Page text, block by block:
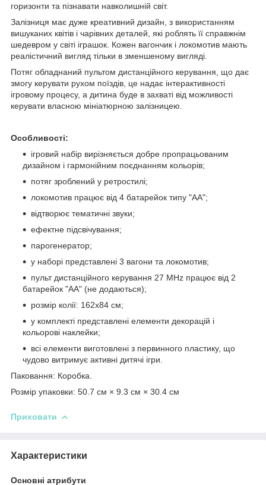
горизонти та пізнавати навколишній світ.
Залізниця має дуже креативний дизайн, з використанням
вишуканих квітів і чарівних деталей, які роблять її справжнім
шедевром у світі іграшок. Кожен вагончик і локомотив мають
реалістичний вигляд тільки в зменшеному вигляді.
Потяг обладнаний пультом дистанційного керування, що дає
змогу керувати рухом поїздів, це надає інтерактивності
ігровому процесу, а дитина буде в захваті від можливості
керувати власною мініатюрною залізницею.
Особливості:
ігровий набір вирізняється добре пропрацьованим
дизайном і гармонійним поєднанням кольорів;
потяг зроблений у ретростилі;
локомотив працює від 4 батарейок типу "АА";
відтворює тематичні звуки;
ефектне підсвічування;
парогенератор;
у наборі представлені 3 вагони та локомотив;
пульт дистанційного керування 27 MHz працює від 2
батарейок "АА" (не додаються);
розмір колії: 162х84 см;
у комплекті представлені елементи декорацій і
кольорові наклейки;
всі елементи виготовлені з первинного пластику, що
чудово витримує активні дитячі ігри.
Паковання: Коробка.
Розмір упаковки: 50.7 см × 9.3 см × 30.4 см
Приховати
Характеристики
Основні атрибути